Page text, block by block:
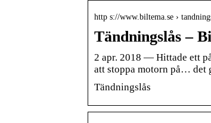
http s://www.biltema.se ›
Tändningslås –
2 apr. 2018 — Hittade ett
att stoppa motorn på… det
Tändningslås